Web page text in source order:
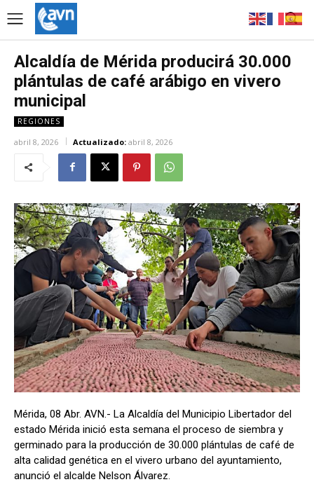
Alcaldía de Mérida producirá 30.000
plántulas de café arábigo en vivero
municipal
REGIONES
abril 8, 2026 Actualizado: abril 8, 2026
Mérida, 08 Abr. AVN.- La Alcaldía del Municipio Libertador del
estado Mérida inició esta semana el proceso de siembra y
germinado para la producción de 30.000 plántulas de café de
alta calidad genética en el vivero urbano del ayuntamiento,
anunció el alcalde Nelson Álvarez.